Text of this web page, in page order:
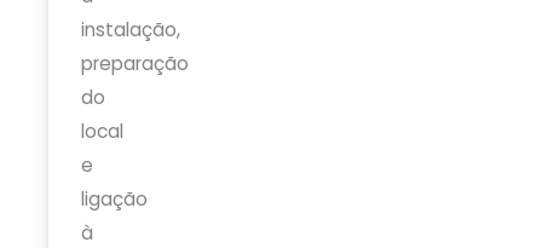
instalação,
preparação
do
local
e
ligação
à